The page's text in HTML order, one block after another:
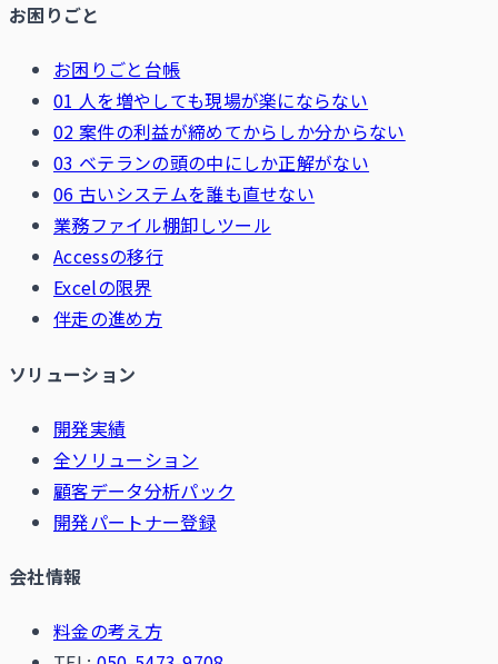
お困りごと
お困りごと台帳
01 人を増やしても現場が楽にならない
02 案件の利益が締めてからしか分からない
03 ベテランの頭の中にしか正解がない
06 古いシステムを誰も直せない
業務ファイル棚卸しツール
Accessの移行
Excelの限界
伴走の進め方
ソリューション
開発実績
全ソリューション
顧客データ分析パック
開発パートナー登録
会社情報
料金の考え方